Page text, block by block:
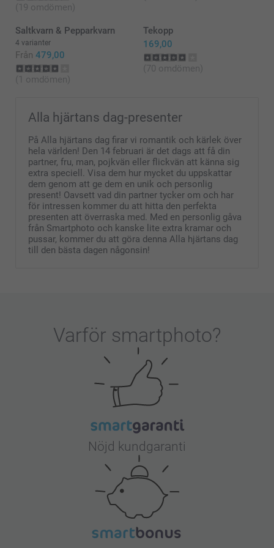
(19 omdömen)
Saltkvarn & Pepparkvarn
4 varianter
Från 479,00
(1 omdömen)
Tekopp
169,00
(70 omdömen)
Alla hjärtans dag-presenter
På Alla hjärtans dag firar vi romantik och kärlek över
hela världen! Den 14 februari är det dags att få din
partner, fru, man, pojkvän eller flickvän att känna sig
extra speciell. Visa dem hur mycket du uppskattar
dem genom att ge dem en unik och personlig
present! Oavsett vad din partner tycker om och har
för intressen kommer du att hitta den perfekta
presenten att överraska med. Med en personlig gåva
från Smartphoto och kanske lite extra kramar och
pussar, kommer du att göra denna Alla hjärtans dag
till den bästa dagen någonsin!
Varför smartphoto?
Nöjd kundgaranti